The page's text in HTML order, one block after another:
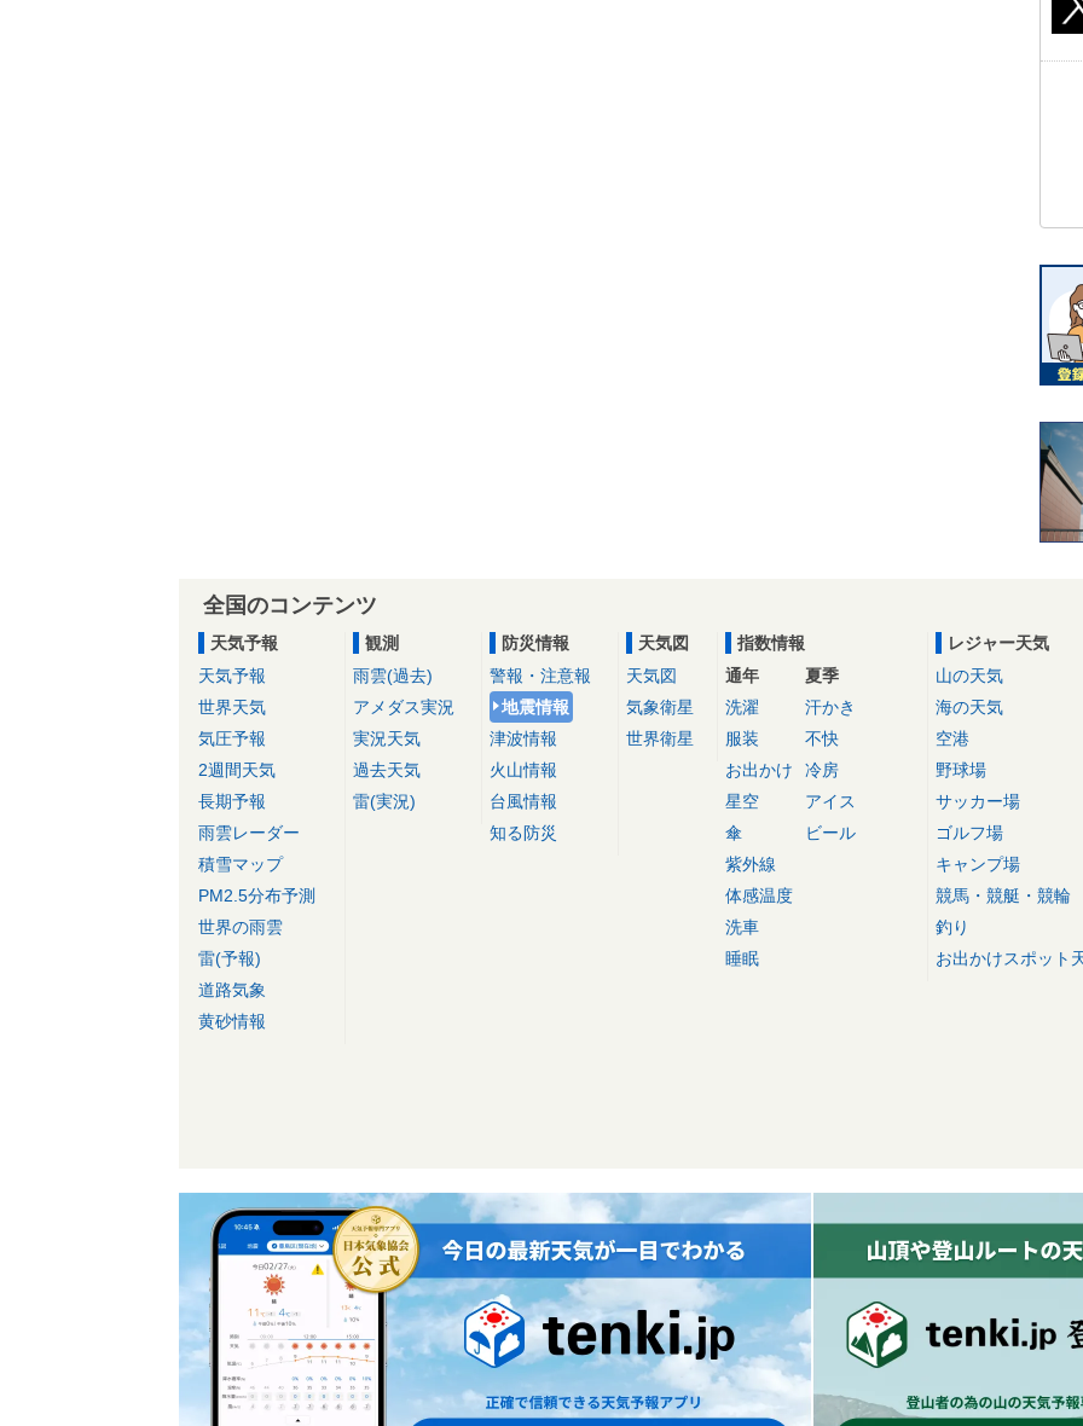
全国のコンテンツ
天気予報
天気予報
世界天気
気圧予報
2週間天気
長期予報
雨雲レーダー
積雪マップ
PM2.5分布予測
世界の雨雲
雷(予報)
道路気象
黄砂情報
観測
雨雲(過去)
アメダス実況
実況天気
過去天気
雷(実況)
防災情報
警報・注意報
地震情報
津波情報
火山情報
台風情報
知る防災
天気図
天気図
気象衛星
世界衛星
指数情報
通年
洗濯
服装
お出かけ
星空
傘
紫外線
体感温度
洗車
睡眠
夏季
汗かき
不快
冷房
アイス
ビール
レジャー天気
山の天気
海の天気
空港
野球場
サッカー場
ゴルフ場
キャンプ場
競馬・競艇・競輪
釣り
お出かけスポット